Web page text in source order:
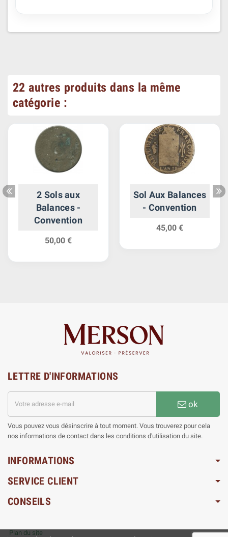
22 autres produits dans la même
catégorie :
2 Sols aux
Balances -
Convention
50,00 €
Sol Aux Balances
- Convention
45,00 €
LETTRE D'INFORMATIONS
ok
Vous pouvez vous désinscrire à tout moment. Vous trouverez pour cela
nos informations de contact dans les conditions d'utilisation du site.
INFORMATIONS
SERVICE CLIENT
CONSEILS
Plan du site